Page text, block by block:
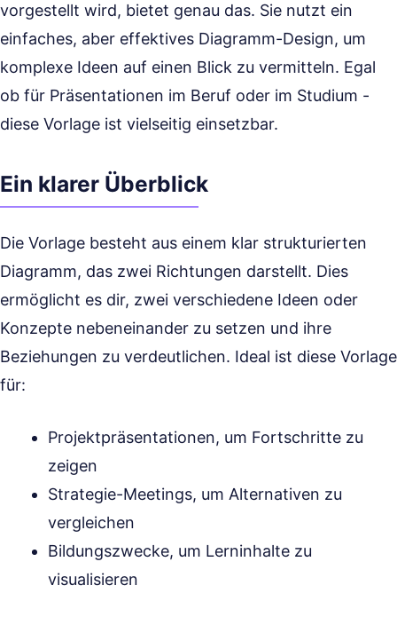
vorgestellt wird, bietet genau das. Sie nutzt ein
einfaches, aber effektives Diagramm-Design, um
komplexe Ideen auf einen Blick zu vermitteln. Egal
ob für Präsentationen im Beruf oder im Studium -
diese Vorlage ist vielseitig einsetzbar.
Ein klarer Überblick
Die Vorlage besteht aus einem klar strukturierten
Diagramm, das zwei Richtungen darstellt. Dies
ermöglicht es dir, zwei verschiedene Ideen oder
Konzepte nebeneinander zu setzen und ihre
Beziehungen zu verdeutlichen. Ideal ist diese Vorlage
für:
Projektpräsentationen, um Fortschritte zu
zeigen
Strategie-Meetings, um Alternativen zu
vergleichen
Bildungszwecke, um Lerninhalte zu
visualisieren